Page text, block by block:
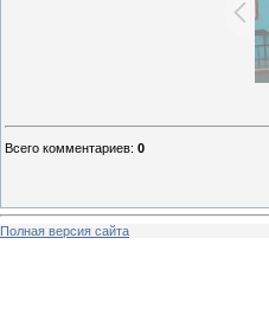
Всего комментариев: 0
Полная версия сайта